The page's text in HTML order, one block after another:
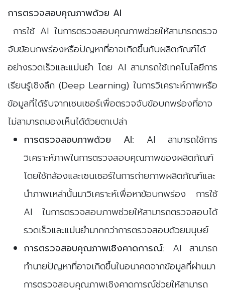
การตรวจสอบคุณภาพด้วย AI
การใช้ AI ในการตรวจสอบคุณภาพช่วยให้สามารถตรวจ
จับข้อบกพร่องหรือปัญหาที่อาจเกิดขึ้นกับผลิตภัณฑ์ได้
อย่างรวดเร็วและแม่นยำ โดย AI สามารถใช้เทคโนโลยีการ
เรียนรู้เชิงลึก (Deep Learning) ในการวิเคราะห์ภาพหรือ
ข้อมูลที่ได้รับจากเซนเซอร์เพื่อตรวจจับข้อบกพร่องที่อาจ
ไม่สามารถมองเห็นได้ด้วยตาเปล่า
การตรวจสอบภาพด้วย AI: AI สามารถใช้การ
วิเคราะห์ภาพในการตรวจสอบคุณภาพของผลิตภัณฑ์
โดยใช้กล้องและเซนเซอร์ในการถ่ายภาพผลิตภัณฑ์และ
นำภาพเหล่านั้นมาวิเคราะห์เพื่อหาข้อบกพร่อง การใช้
AI ในการตรวจสอบภาพช่วยให้สามารถตรวจสอบได้
รวดเร็วและแม่นยำมากกว่าการตรวจสอบด้วยมนุษย์
การตรวจสอบคุณภาพเชิงคาดการณ์: AI สามารถ
ทำนายปัญหาที่อาจเกิดขึ้นในอนาคตจากข้อมูลที่ผ่านมา
การตรวจสอบคุณภาพเชิงคาดการณ์ช่วยให้สามารถ